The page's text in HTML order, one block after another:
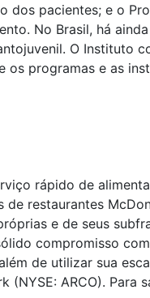
dos pacientes; e o
No Brasil, há
O Instituto
os programas e as
rápido de
restaurantes
e de seus
compromisso
de utilizar sua
ARCO). Para